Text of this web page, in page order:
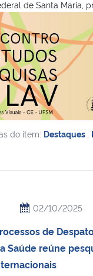
de Santa Maria,
do item: Destaques
02/10/2025
de
Saúde reúne